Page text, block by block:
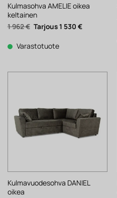
Kulmasohva AMELIE oikea
keltainen
1 962€ Alkuperäinen
hinta
1
962 €.
1 530 €Nykyinen
Varastotuote
Kulmavuodesohva DANIEL
oikea